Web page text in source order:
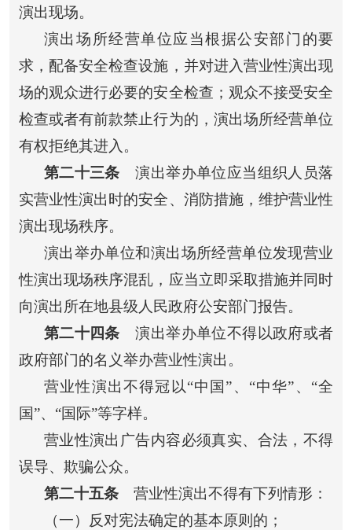
演出现场。
演出场所经营单位应当根据公安部门的要
求，配备安全检查设施，并对进入营业性演出现
场的观众进行必要的安全检查；观众不接受安全
检查或者有前款禁止行为的，演出场所经营单位
有权拒绝其进入。
第二十三条 演出举办单位应当组织人员落
实营业性演出时的安全、消防措施，维护营业性
演出现场秩序。
演出举办单位和演出场所经营单位发现营业
性演出现场秩序混乱，应当立即采取措施并同时
向演出所在地县级人民政府公安部门报告。
第二十四条 演出举办单位不得以政府或者
政府部门的名义举办营业性演出。
营业性演出不得冠以“中国”、“中华”、“全
国”、“国际”等字样。
营业性演出广告内容必须真实、合法，不得
误导、欺骗公众。
第二十五条营业性演出不得有下列情形：
（一）反对宪法确定的基本原则的；